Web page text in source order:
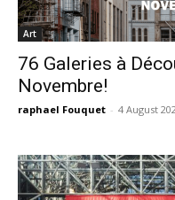
Art
76 Galeries à
Novembre!
raphael Fouquet - 4 August